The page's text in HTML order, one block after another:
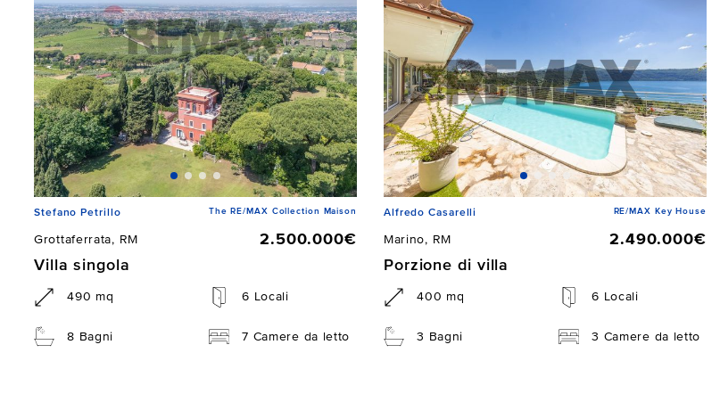
Stefano Petrillo The RE/MAX Collection Maison
Grottaferrata, RM
2.500.000€
Villa singola
490 mq 6 Locali
8 Bagni 7 Camere da letto
Alfredo Casarelli RE/MAX Key House
Marino, RM
2.490.000€
Porzione di villa
400 mq 6 Locali
3 Bagni 3 Camere da letto